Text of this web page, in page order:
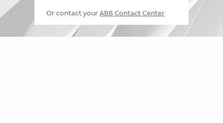
Or contact your ABB Contact Center